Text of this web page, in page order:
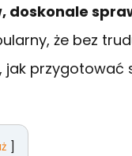
doskonale
że bez
jak przygotować